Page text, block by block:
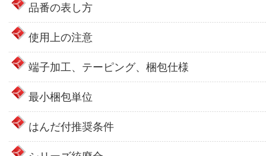
品番の表し方
使用上の注意
端子加工、テーピング、梱包仕様
最小梱包単位
はんだ付推奨条件